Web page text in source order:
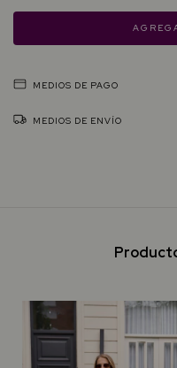
MEDIOS DE PAGO
MEDIOS DE ENVÍO